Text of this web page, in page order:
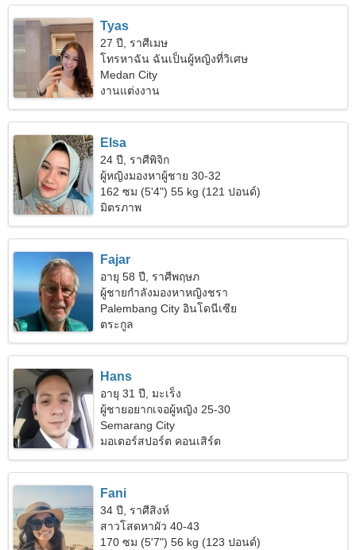
Tyas
27 ปี, ราศีเมษ
โทรหาฉัน ฉันเป็นผู้หญิงที่วิเศษ
Medan City
งานแต่งงาน
Elsa
24 ปี, ราศีพิจิก
ผู้หญิงมองหาผู้ชาย 30-32
162 ซม (5'4") 55 kg (121 ปอนด์)
มิตรภาพ
Fajar
อายุ 58 ปี, ราศีพฤษภ
ผู้ชายกำลังมองหาหญิงชรา
Palembang City อินโดนีเซีย
ตระกูล
Hans
อายุ 31 ปี, มะเร็ง
ผู้ชายอยากเจอผู้หญิง 25-30
Semarang City
มอเตอร์สปอร์ต คอนเสิร์ต
Fani
34 ปี, ราศีสิงห์
สาวโสดหาผัว 40-43
170 ซม (5'7") 56 kg (123 ปอนด์)